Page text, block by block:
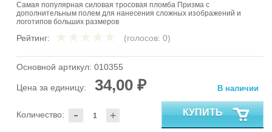
Самая популярная силовая тросовая пломба Призма с
дополнительным полем для нанесения сложных изображений и
логотипов больших размеров
Рейтинг: (голосов: 0)
Основной артикул: 010355
Цена за единицу: 34,00 ₽
- +
Количество:
В наличии
КУПИТЬ